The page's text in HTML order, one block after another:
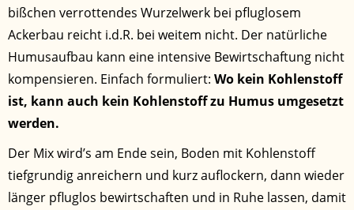
bißchen verrottendes Wurzelwerk bei pfluglosem
Ackerbau reicht i.d.R. bei weitem nicht. Der natürliche
Humusaufbau kann eine intensive Bewirtschaftung nicht
kompensieren. Einfach formuliert: Wo kein Kohlenstoff
ist, kann auch kein Kohlenstoff zu Humus umgesetzt
werden.
Der Mix wird’s am Ende sein, Boden mit Kohlenstoff
tiefgrundig anreichern und kurz auflockern, dann wieder
länger pfluglos bewirtschaften und in Ruhe lassen, damit